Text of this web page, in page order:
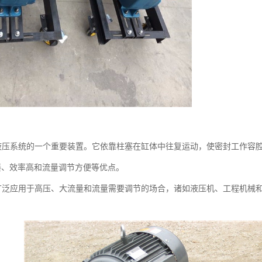
系统的一个重要装置。它依靠柱塞在缸体中往复运动，使密封工作
效率高和流量调节方便等优点。
应用于高压、大流量和流量需要调节的场合，诸如液压机、工程机械